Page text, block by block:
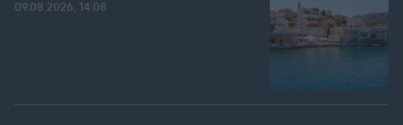
09.08.2026, 14:08